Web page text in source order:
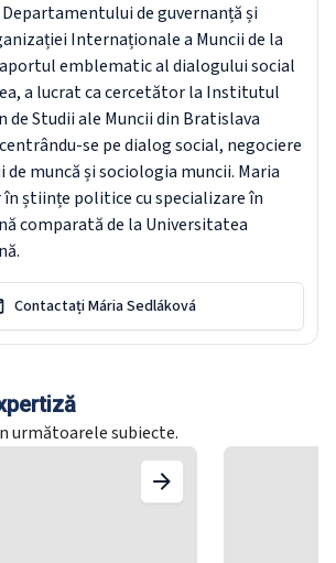
de guvernanță și
Internaționale a Muncii de la
emblematic al dialogului social
a lucrat ca cercetător la Institutul
de Studii ale Muncii din Bratislava
se pe dialog social, negociere
muncă și sociologia muncii. Maria
științe politice cu specializare în
comparată de la Universitatea
Contactați Mária Sedláková
următoarele subiecte.